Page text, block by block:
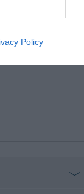
Policy